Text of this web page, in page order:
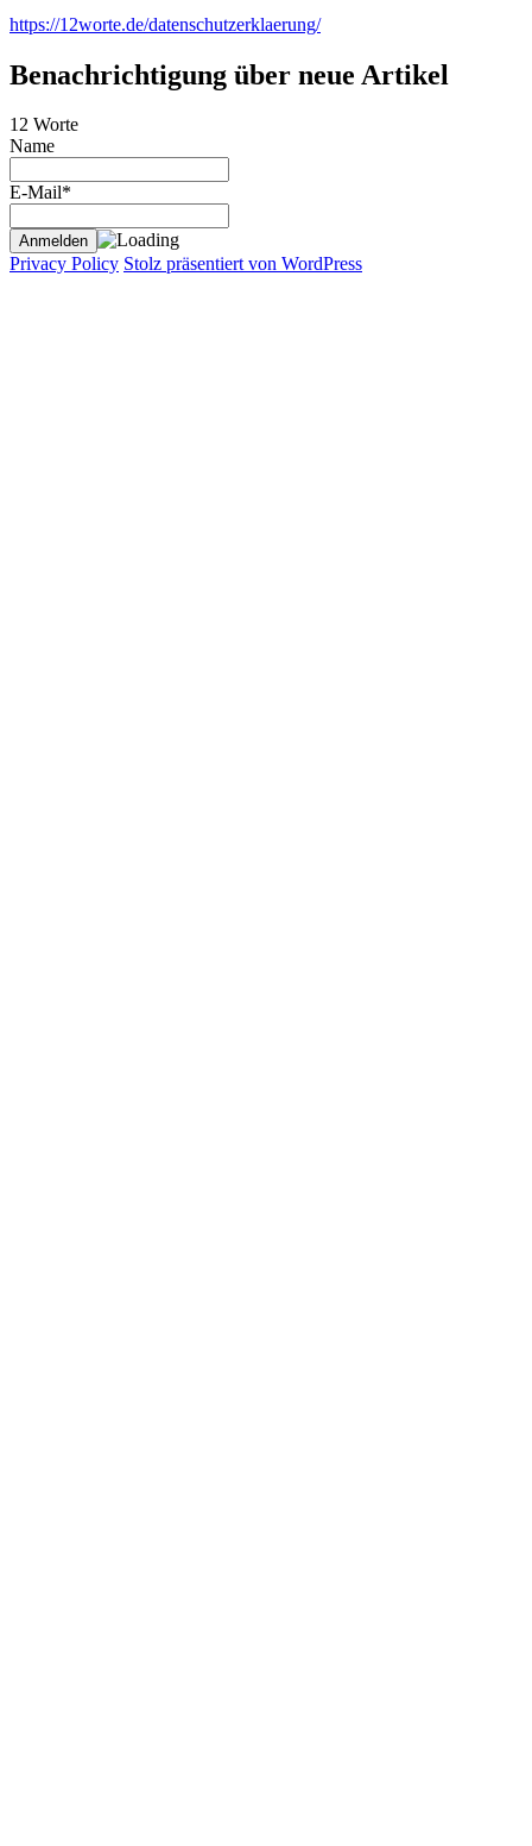
https://12worte.de/datenschutzerklaerung/
Benachrichtigung über neue Artikel
12 Worte
Name
E-Mail*
Privacy Policy Stolz präsentiert von WordPress